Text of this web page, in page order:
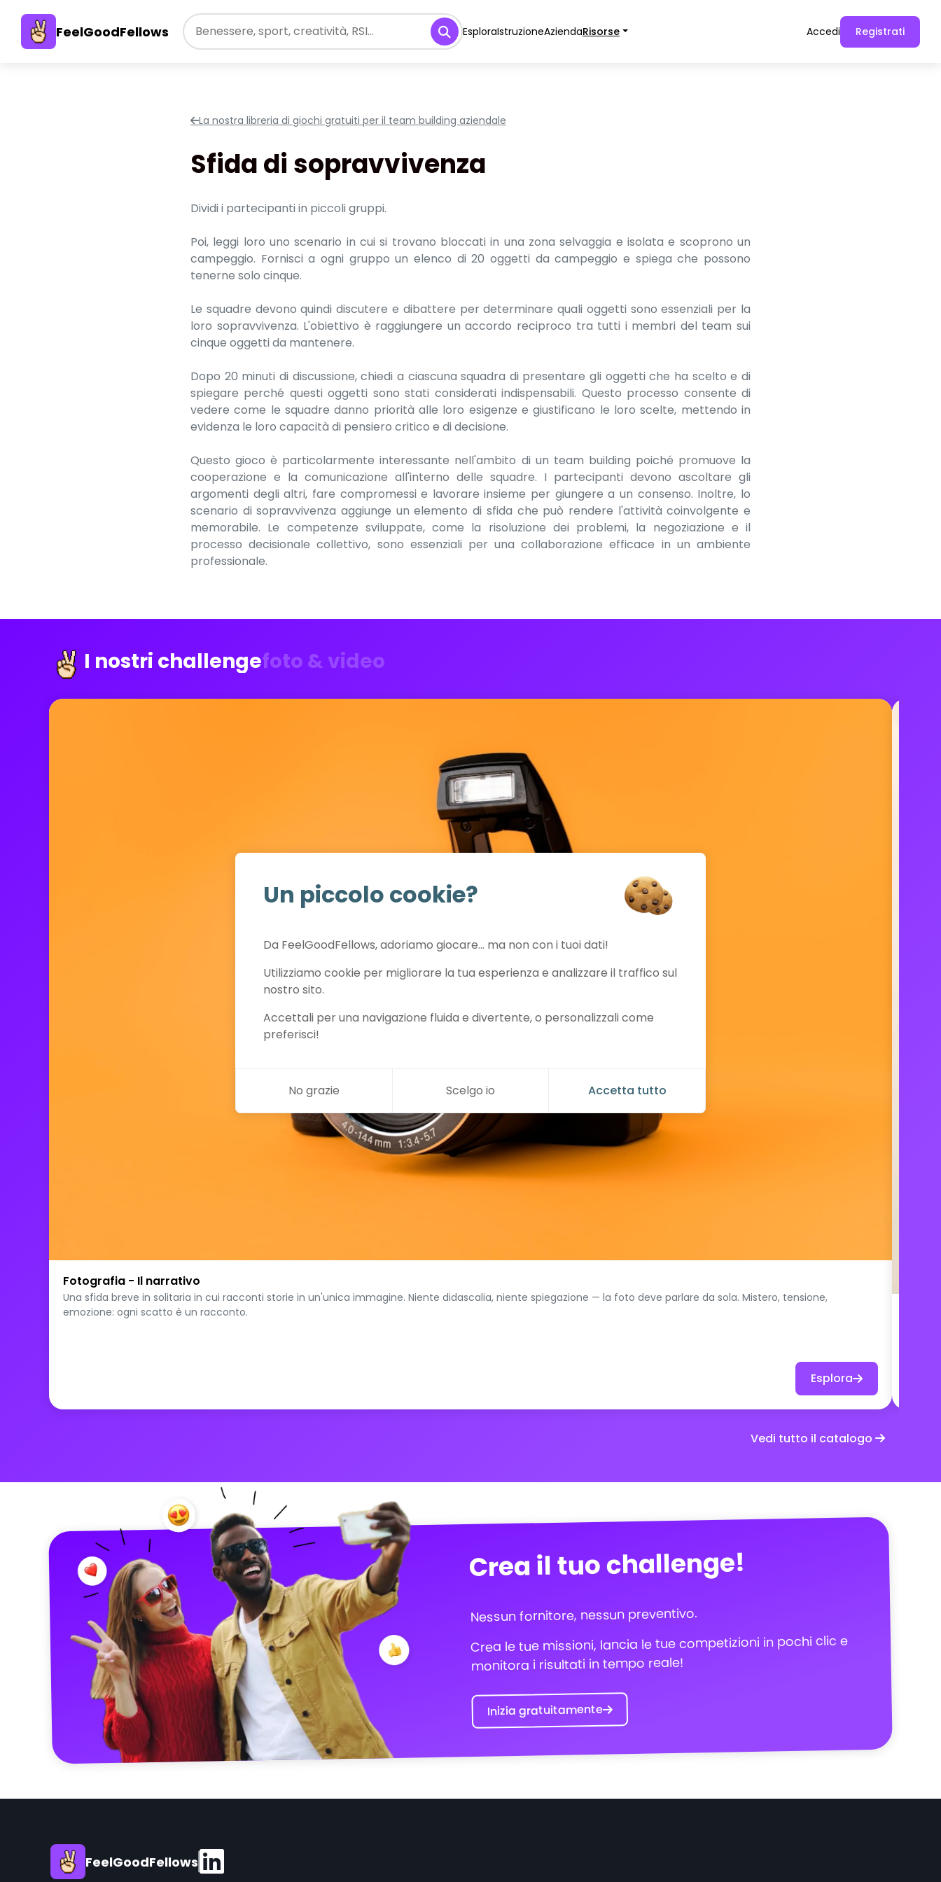
FeelGoodFellows EsploraIstruzioneAziendaRisorse Accedi Registrati
La nostra libreria di giochi gratuiti per il team building aziendale
Sfida di sopravvivenza
Dividi i partecipanti in piccoli gruppi.
Poi, leggi loro uno scenario in cui si trovano bloccati in una zona selvaggia e isolata e scoprono un
campeggio. Fornisci a ogni gruppo un elenco di 20 oggetti da campeggio e spiega che possono
tenerne solo cinque.
Le squadre devono quindi discutere e dibattere per determinare quali oggetti sono essenziali per la
loro sopravvivenza. L'obiettivo è raggiungere un accordo reciproco tra tutti i membri del team sui
cinque oggetti da mantenere.
Dopo 20 minuti di discussione, chiedi a ciascuna squadra di presentare gli oggetti che ha scelto e di
spiegare perché questi oggetti sono stati considerati indispensabili. Questo processo consente di
vedere come le squadre danno priorità alle loro esigenze e giustificano le loro scelte, mettendo in
evidenza le loro capacità di pensiero critico e di decisione.
Questo gioco è particolarmente interessante nell'ambito di un team building poiché promuove la
cooperazione e la comunicazione all'interno delle squadre. I partecipanti devono ascoltare gli
argomenti degli altri, fare compromessi e lavorare insieme per giungere a un consenso. Inoltre, lo
scenario di sopravvivenza aggiunge un elemento di sfida che può rendere l'attività coinvolgente e
memorabile. Le competenze sviluppate, come la risoluzione dei problemi, la negoziazione e il
processo decisionale collettivo, sono essenziali per una collaborazione efficace in un ambiente
professionale.
I nostri challengefoto & video
Fotografia - Il narrativo
Una sfida breve in solitaria in cui racconti storie in un'unica immagine. Niente didascalia, niente spiegazione — la foto deve parlare da sola. Mistero, tensione,
emozione: ogni scatto è un racconto.
Esplora
Vedi tutto il catalogo
Crea il tuo challenge!
Nessun fornitore, nessun preventivo.
Crea le tue missioni, lancia le tue competizioni in pochi clic e
monitora i risultati in tempo reale!
Inizia gratuitamente
Un piccolo cookie?
Da FeelGoodFellows, adoriamo giocare… ma non con i tuoi dati!
Utilizziamo cookie per migliorare la tua esperienza e analizzare il traffico sul
nostro sito.
Accettali per una navigazione fluida e divertente, o personalizzali come
preferisci!
No grazie Scelgo io Accetta tutto
FeelGoodFellows